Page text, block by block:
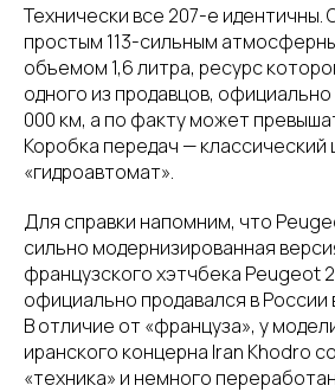
Технически все 207-е идентичны.
простым 113-сильным
объемом 1,6 литра, ресурс
одного из продавцов,
000 км, а по факту может
Коробка передач —
«гидроавтомат».
Для справки напомним, что
сильно модернизированная
французского хэтчбека Peugeot
официально продавался в России
В отличие от «француза», у
иранского концерна Iran Khodro
«техника» и немного